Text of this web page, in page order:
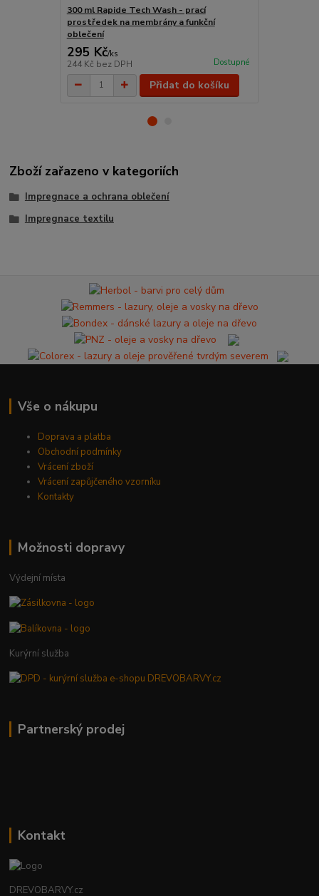
300 ml Rapide Tech Wash - prací
prostředek na membrány a funkční
oblečení
295 Kč/ks
244 Kč bez DPH Dostupné
Přidat do košíku
Zboží zařazeno v kategoriích
Impregnace a ochrana oblečení
Impregnace textilu
Vše o nákupu
Doprava a platba
Obchodní podmínky
Vrácení zboží
Vrácení zapůjčeného vzorníku
Kontakty
Možnosti dopravy
Výdejní místa
Kurýrní služba
Partnerský prodej
Kontakt
DREVOBARVY.cz